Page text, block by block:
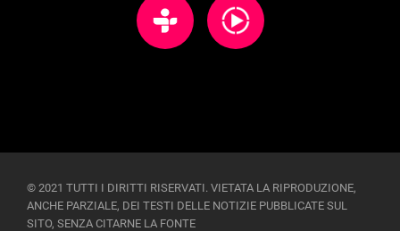
© 2021 TUTTI I DIRITTI RISERVATI. VIETATA LA RIPRODUZIONE,
ANCHE PARZIALE, DEI TESTI DELLE NOTIZIE PUBBLICATE SUL
SITO, SENZA CITARNE LA FONTE